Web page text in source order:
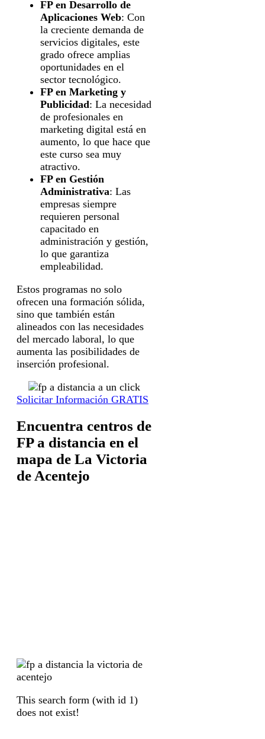
FP en Desarrollo de
Aplicaciones Web: Con
la creciente demanda de
servicios digitales, este
grado ofrece amplias
oportunidades en el
sector tecnológico.
FP en Marketing y
Publicidad: La necesidad
de profesionales en
marketing digital está en
aumento, lo que hace que
este curso sea muy
atractivo.
FP en Gestión
Administrativa: Las
empresas siempre
requieren personal
capacitado en
administración y gestión,
lo que garantiza
empleabilidad.
Estos programas no solo
ofrecen una formación sólida,
sino que también están
alineados con las necesidades
del mercado laboral, lo que
aumenta las posibilidades de
inserción profesional.
Solicitar Información GRATIS
Encuentra centros de
FP a distancia en el
mapa de La Victoria
de Acentejo
This search form (with id 1)
does not exist!